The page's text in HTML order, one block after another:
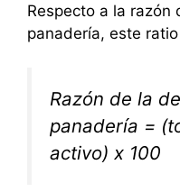
Respecto a la razón
panadería, este
Razón de la
panadería =
activo) x 100